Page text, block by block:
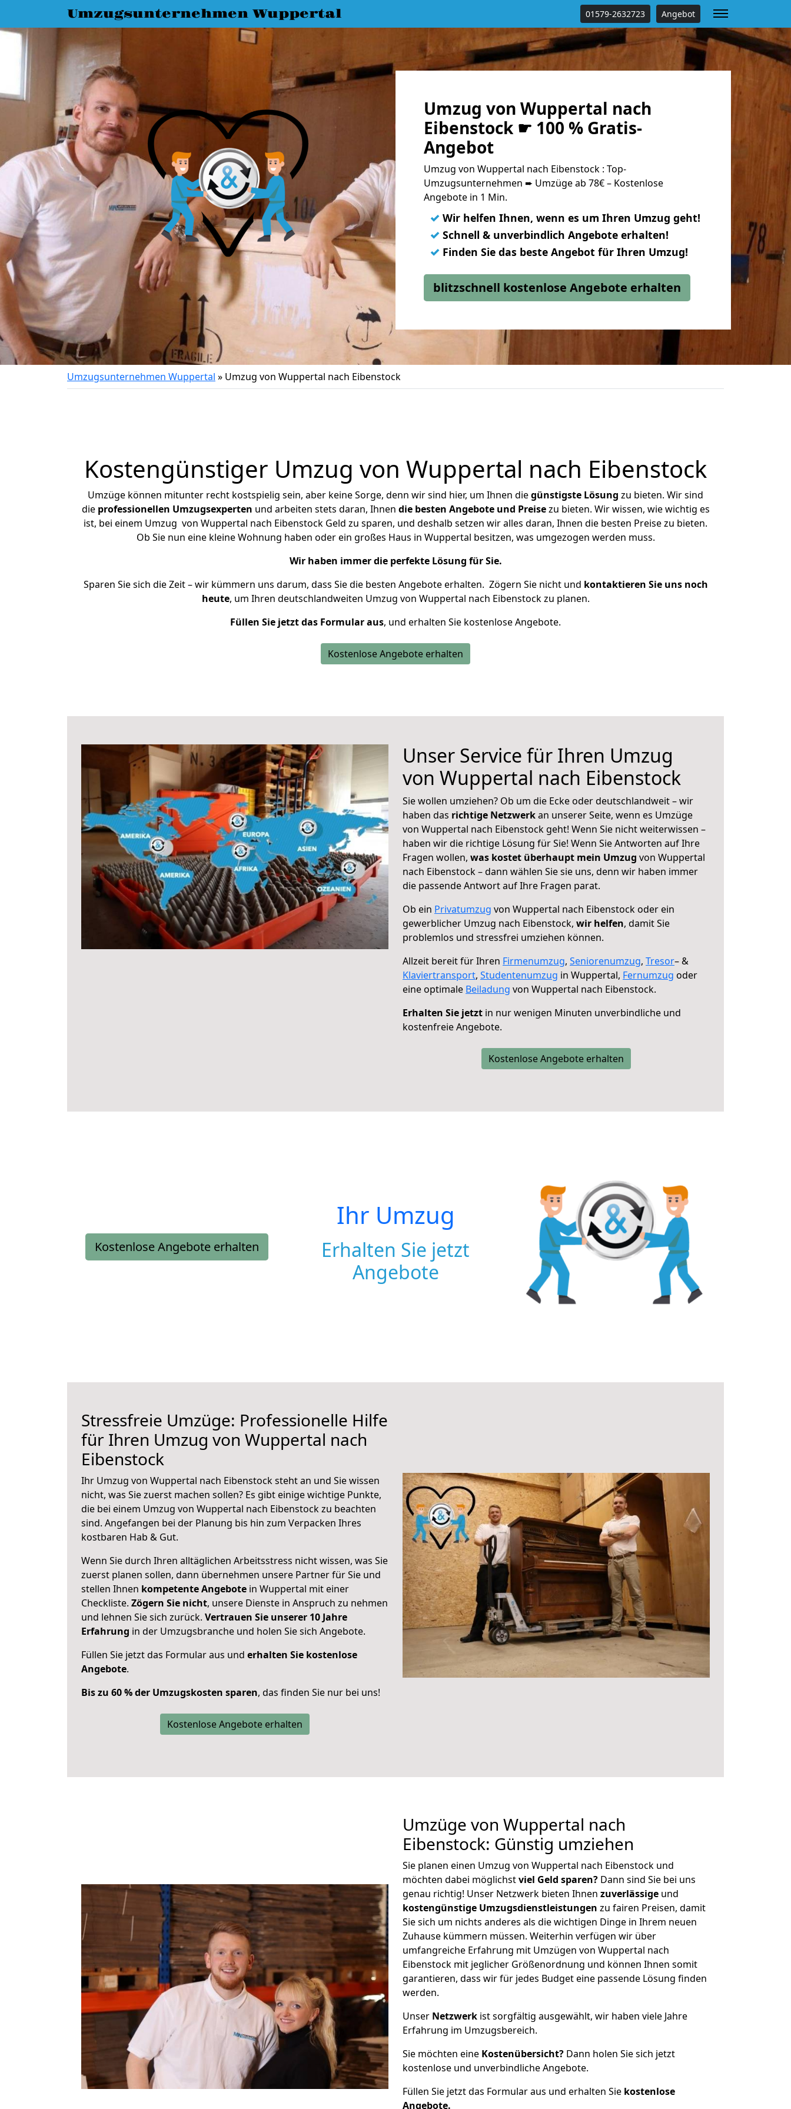
Umzugsunternehmen Wuppertal 01579-2632723 Angebot
Umzug von Wuppertal nach
Eibenstock ☛ 100 % Gratis-
Angebot
Umzug von Wuppertal nach Eibenstock : Top-
Umzugsunternehmen ➨ Umzüge ab 78€ – Kostenlose
Angebote in 1 Min.
✓ Wir helfen Ihnen, wenn es um Ihren Umzug geht!
✓ Schnell & unverbindlich Angebote erhalten!
✓ Finden Sie das beste Angebot für Ihren Umzug!
blitzschnell kostenlose Angebote erhalten
Umzugsunternehmen Wuppertal » Umzug von Wuppertal nach Eibenstock
Kostengünstiger Umzug von Wuppertal nach Eibenstock
Umzüge können mitunter recht kostspielig sein, aber keine Sorge, denn wir sind hier, um Ihnen diegünstigste Lösung zu bieten. Wir sind
die professionellen Umzugsexperten und arbeiten stets daran, Ihnen die besten Angebote und Preisezu bieten. Wir wissen, wie wichtig es
ist, bei einem Umzug von Wuppertal nach Eibenstock Geld zu sparen, und deshalb setzen wir alles daran, Ihnen die besten Preise zu bieten.
Ob Sie nun eine kleine Wohnung haben oder ein großes Haus in Wuppertal besitzen, was umgezogen werden muss.
Wir haben immer die perfekte Lösung für Sie.
Sparen Sie sich die Zeit – wir kümmern uns darum, dass Sie die besten Angebote erhalten. Zögern Sie nicht und kontaktieren Sie uns noch
heute, um Ihren deutschlandweiten Umzug von Wuppertal nach Eibenstock zu planen.
Füllen Sie jetzt das Formular aus, und erhalten Sie kostenlose Angebote.
Kostenlose Angebote erhalten
Unser Service für Ihren Umzug
von Wuppertal nach Eibenstock
Sie wollen umziehen? Ob um die Ecke oder deutschlandweit – wir
haben das richtige Netzwerkan unserer Seite, wenn es Umzüge
von Wuppertal nach Eibenstock geht! Wenn Sie nicht weiterwissen –
haben wir die richtige Lösung für Sie! Wenn Sie Antworten auf Ihre
Fragen wollen, was kostet überhaupt mein Umzug von Wuppertal
nach Eibenstock – dann wählen Sie sie uns, denn wir haben immer
die passende Antwort auf Ihre Fragen parat.
Ob ein Privatumzug von Wuppertal nach Eibenstock oder ein
gewerblicher Umzug nach Eibenstock, wir helfen, damit Sie
problemlos und stressfrei umziehen können.
Allzeit bereit für Ihren Firmenumzug, Seniorenumzug, Tresor– &
Klaviertransport, Studentenumzug in Wuppertal, Fernumzug oder
eine optimale Beiladung von Wuppertal nach Eibenstock.
Erhalten Sie jetzt in nur wenigen Minuten unverbindliche und
kostenfreie Angebote.
Kostenlose Angebote erhalten
Kostenlose Angebote erhalten
Ihr Umzug
Erhalten Sie jetzt
Angebote
Stressfreie Umzüge: Professionelle Hilfe
für Ihren Umzug von Wuppertal nach
Eibenstock
Ihr Umzug von Wuppertal nach Eibenstock steht an und Sie wissen
nicht, was Sie zuerst machen sollen? Es gibt einige wichtige Punkte,
die bei einem Umzug von Wuppertal nach Eibenstock zu beachten
sind. Angefangen bei der Planung bis hin zum Verpacken Ihres
kostbaren Hab & Gut.
Wenn Sie durch Ihren alltäglichen Arbeitsstress nicht wissen, was Sie
zuerst planen sollen, dann übernehmen unsere Partner für Sie und
stellen Ihnen kompetente Angebote in Wuppertal mit einer
Checkliste. Zögern Sie nicht, unsere Dienste in Anspruch zu nehmen
und lehnen Sie sich zurück. Vertrauen Sie unserer 10 Jahre
Erfahrung in der Umzugsbranche und holen Sie sich Angebote.
Füllen Sie jetzt das Formular aus und erhalten Sie kostenlose
Angebote.
Bis zu 60 % der Umzugskosten sparen, das finden Sie nur bei uns!
Kostenlose Angebote erhalten
Umzüge von Wuppertal nach
Eibenstock: Günstig umziehen
Sie planen einen Umzug von Wuppertal nach Eibenstock und
möchten dabei möglichstviel Geld sparen? Dann sind Sie bei uns
genau richtig! Unser Netzwerk bieten Ihnen zuverlässige und
kostengünstige Umzugsdienstleistungen zu fairen Preisen, damit
Sie sich um nichts anderes als die wichtigen Dinge in Ihrem neuen
Zuhause kümmern müssen. Weiterhin verfügen wir über
umfangreiche Erfahrung mit Umzügen von Wuppertal nach
Eibenstock mit jeglicher Größenordnung und können Ihnen somit
garantieren, dass wir für jedes Budget eine passende Lösung finden
werden.
Unser Netzwerk ist sorgfältig ausgewählt, wir haben viele Jahre
Erfahrung im Umzugsbereich.
Sie möchten eine Kostenübersicht? Dann holen Sie sich jetzt
kostenlose und unverbindliche Angebote.
Füllen Sie jetzt das Formular aus und erhalten Sie kostenlose
Angebote.